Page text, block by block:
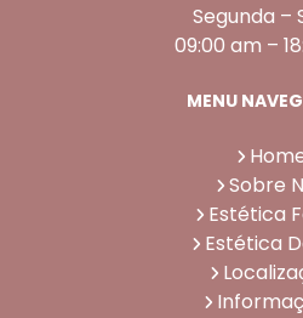
Segunda –
09:00 am –
MENU
Sobre
Estética
Estética